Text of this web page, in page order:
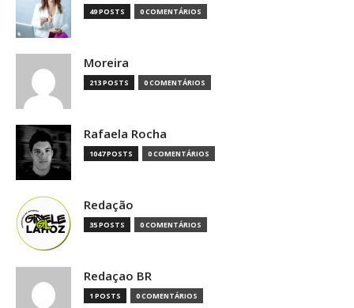
49 POSTS 0 COMENTÁRIOS
Moreira
213 POSTS 0 COMENTÁRIOS
Rafaela Rocha
1047 POSTS 0 COMENTÁRIOS
Redação
35 POSTS 0 COMENTÁRIOS
Redaçao BR
1 POSTS 0 COMENTÁRIOS